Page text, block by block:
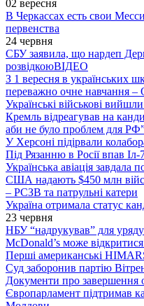
02 вересня
В Черкассах есть свои
первенства
24 червня
СБУ заявила, що нардеп
розвідкоюВІДЕО
З 1 вересня в українських
переважно очне навчання
Українські військові
Кремль відреагував на
аби не було проблем для
У Херсоні підірвали
Під Рязанню в Росії впав Іл-
Українська авіація завдала
США надають $450 млн
– РСЗВ та патрульні катери
Україна отримала статус
23 червня
НБУ “надрукував” для
McDonald’s може
Перші американські
Суд заборонив партію
Документи про завершення
Європарламент підтримав